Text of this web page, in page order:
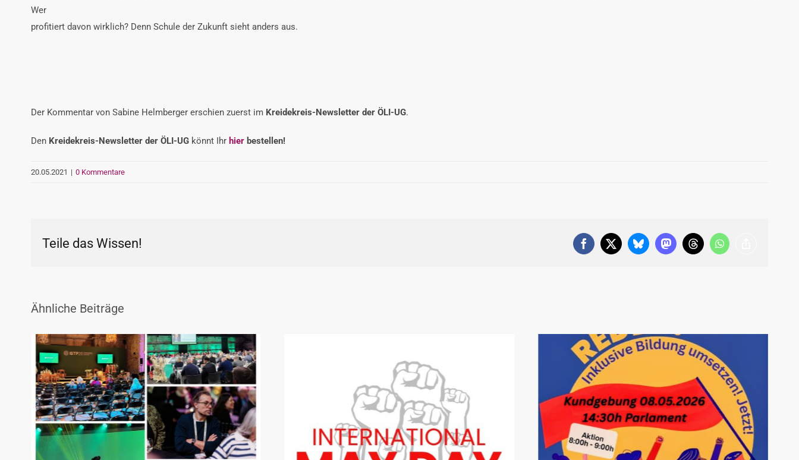
Wer
profitiert davon wirklich? Denn Schule der Zukunft sieht anders aus.
Der Kommentar von Sabine Helmberger erschien zuerst im Kreidekreis-Newsletter der ÖLI-UG.
Den Kreidekreis-Newsletter der ÖLI-UG könnt Ihr hier bestellen!
20.05.2021 | 0 Kommentare
Teile das Wissen! Facebook
X BlueskyMastodonThreadsWhatsApp
Ähnliche Beiträge